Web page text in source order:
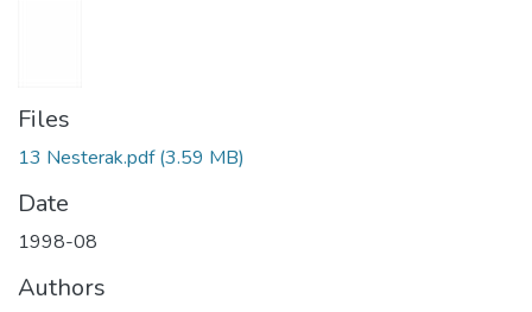
Files
13 Nesterak.pdf(3.59 MB)
Date
1998-08
Authors